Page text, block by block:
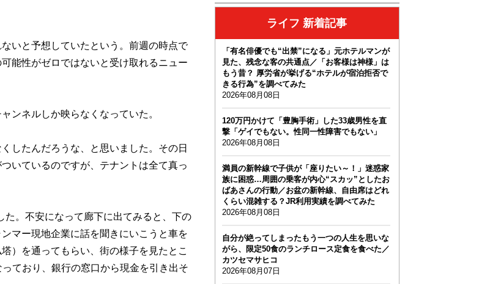
いと予想していたという。前週の時点で
能性がゼロではないと受け取れるニュー
ンネルしか映らなくなっていた。
したんだろうな、と思いました。その日
いているのですが、テナントは全て真っ
。不安になって廊下に出てみると、下の
マー現地企業に話を聞きにいこうと車を
）を通ってもらい、街の様子を見たとこ
ており、銀行の窓口から現金を引き出そ
ライフ 新着記事
「有名俳優でも“出禁”になる」元ホテルマンが
見た、残念な客の共通点／「お客様は神様」は
もう昔？ 厚労省が挙げる“ホテルが宿泊拒否で
きる行為”を調べてみた
2026年08月08日
120万円かけて「豊胸手術」した33歳男性を直
撃「ゲイでもない。性同一性障害でもない」
2026年08月08日
満員の新幹線で子供が「座りたい～！」迷惑家
族に困惑…周囲の乗客が内心“スカッ”としたお
ばあさんの行動／お盆の新幹線、自由席はどれ
くらい混雑する？JR利用実績を調べてみた
2026年08月08日
自分が絶ってしまったもう一つの人生を思いな
がら、限定50食のランチロース定食を食べた／
カツセマサヒコ
2026年08月07日